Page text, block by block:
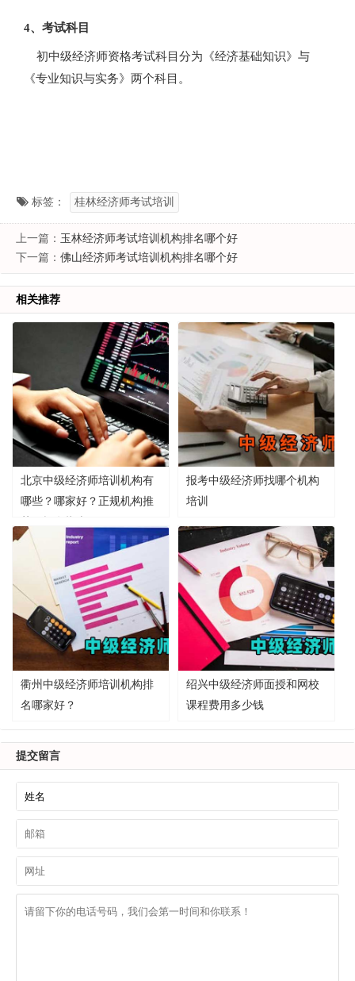
4、考试科目
初中级经济师资格考试科目分为《经济基础知识》与
《专业知识与实务》两个科目。
标签： 桂林经济师考试培训
上一篇： 玉林经济师考试培训机构排名哪个好
下一篇： 佛山经济师考试培训机构排名哪个好
相关推荐
北京中级经济师培训机构有
哪些？哪家好？正规机构推
报考中级经济师找哪个机构
培训
衢州中级经济师培训机构排
名哪家好？
绍兴中级经济师面授和网校
课程费用多少钱
提交留言